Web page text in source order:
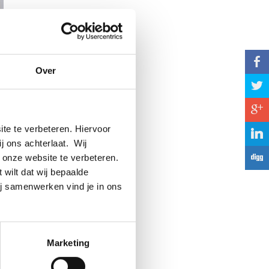
Over
te verbeteren. Hiervoor
ons achterlaat. Wij
website te verbeteren.
dat wij bepaalde
samenwerken vind je in ons
Marketing
b
a
c
j
F